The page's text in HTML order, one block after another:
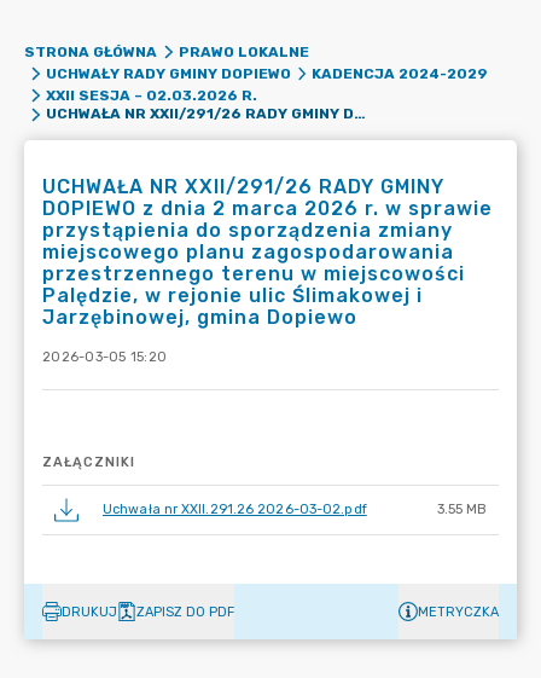
STRONA GŁÓWNA
PRAWO LOKALNE
UCHWAŁY RADY GMINY DOPIEWO
KADENCJA 2024-2029
XXII SESJA – 02.03.2026 R.
UCHWAŁA NR XXII/291/26 RADY GMINY DOPIEWO Z DNIA 2 MARCA 2026 R. W SPRAWIE PRZYSTĄPIENIA DO SPORZĄDZENIA ZMIANY MIEJSCOWEGO PLANU ZAGOSPODAROWANIA PRZESTRZENNEGO TERENU W MIEJSCOWOŚCI PALĘDZIE, W REJONIE ULIC ŚLIMAKOWEJ I JARZĘBINOWEJ, GMINA DOPIEWO
UCHWAŁA NR XXII/291/26 RADY GMINY
DOPIEWO z dnia 2 marca 2026 r. w sprawie
przystąpienia do sporządzenia zmiany
miejscowego planu zagospodarowania
przestrzennego terenu w miejscowości
Palędzie, w rejonie ulic Ślimakowej i
Jarzębinowej, gmina Dopiewo
2026-03-05 15:20
ZAŁĄCZNIKI
Uchwała nr XXII.291.26 2026-03-02.pdf 3.55 MB
DRUKUJ ZAPISZ DO PDF METRYCZKA